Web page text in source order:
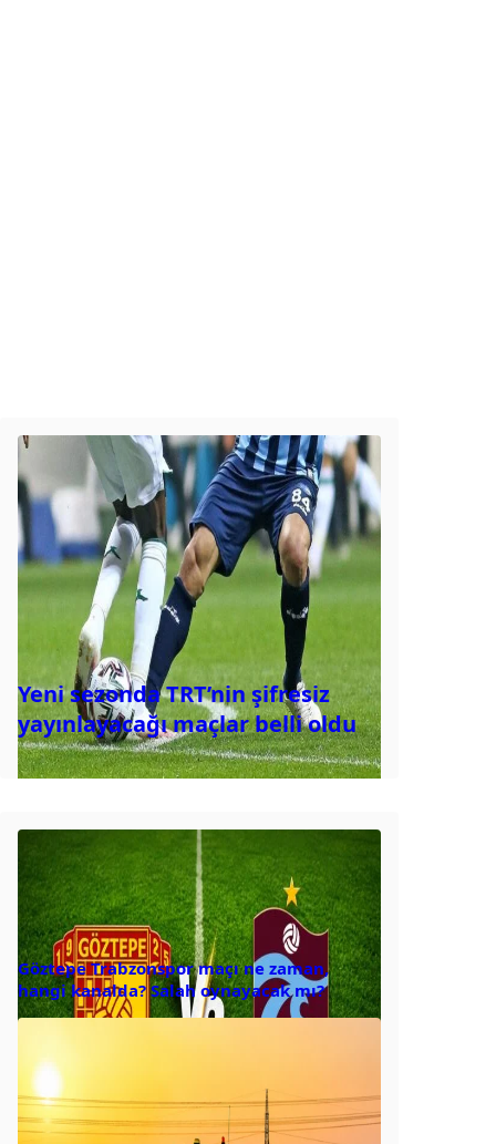
Yeni sezonda TRT’nin şifresiz
yayınlayacağı maçlar belli oldu
Göztepe Trabzonspor maçı ne zaman,
hangi kanalda? Salah oynayacak mı?